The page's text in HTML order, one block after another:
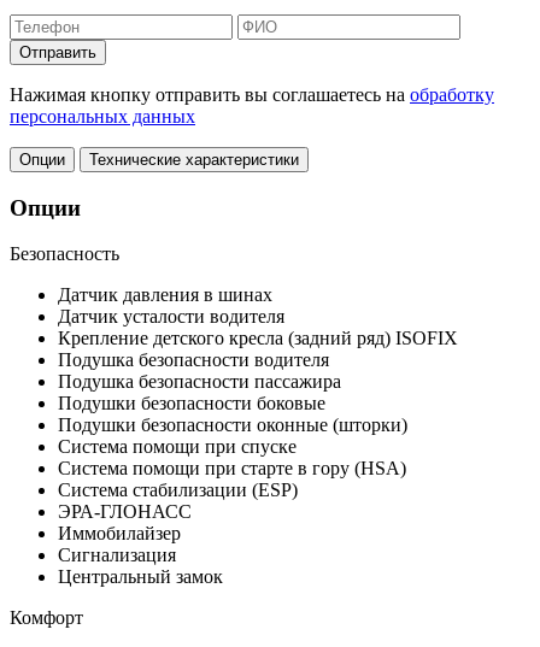
Отправить
Нажимая кнопку отправить вы соглашаетесь на обработку
персональных данных
Опции Технические характеристики
Опции
Безопасность
Датчик давления в шинах
Датчик усталости водителя
Крепление детского кресла (задний ряд) ISOFIX
Подушка безопасности водителя
Подушка безопасности пассажира
Подушки безопасности боковые
Подушки безопасности оконные (шторки)
Система помощи при спуске
Система помощи при старте в гору (HSA)
Система стабилизации (ESP)
ЭРА-ГЛОНАСС
Иммобилайзер
Сигнализация
Центральный замок
Комфорт